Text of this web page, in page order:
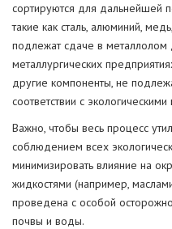
сортируются для дальнейшей
такие как сталь, алюминий,
подлежат сдаче в
металлургических
другие компоненты, не
соответствии с
Важно, чтобы весь процесс
соблюдением всех
минимизировать влияние на
жидкостями (например,
проведена с особой
почвы и воды.